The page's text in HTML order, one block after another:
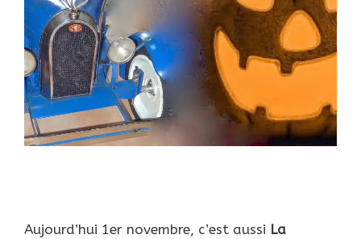
Aujourd’hui 1er novembre, c’est aussi La